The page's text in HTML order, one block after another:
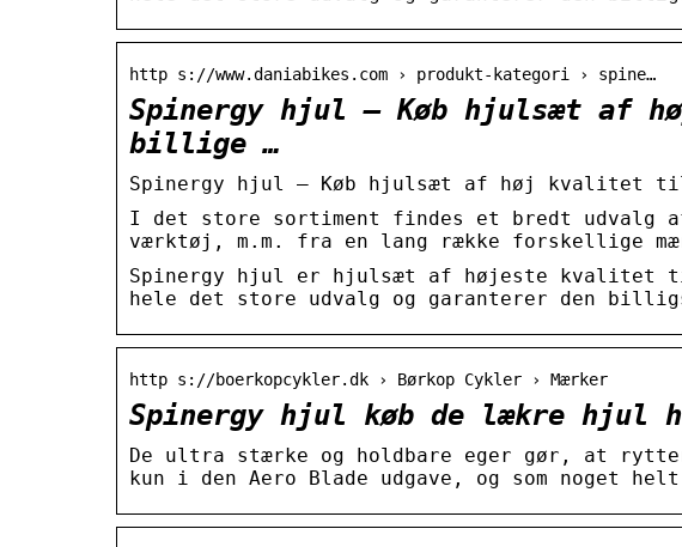
http s://www.daniabikes.com › produkt-kategori › spine…
Spinergy hjul – Køb hjulsæt
billige …
Spinergy hjul – Køb hjulsæt af høj
I det store sortiment findes et bredt
værktøj, m.m. fra en lang række forskellige
Spinergy hjul er hjulsæt af højeste kvalitet
hele det store udvalg og garanterer den
http s://boerkopcykler.dk › Børkop Cykler › Mærker
Spinergy hjul køb de lækre hjul
De ultra stærke og holdbare eger gør, at
kun i den Aero Blade udgave, og som noget